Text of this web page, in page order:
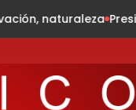
Fabiola Ricci